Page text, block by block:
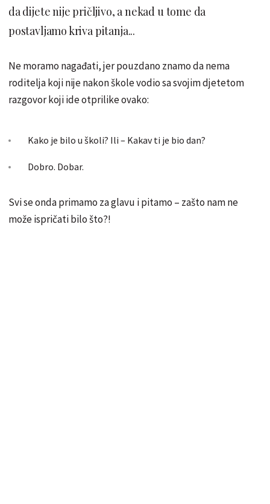
da dijete nije pričljivo, a nekad u tome da
postavljamo kriva pitanja...
Ne moramo nagađati, jer pouzdano znamo da nema
roditelja koji nije nakon škole vodio sa svojim djetetom
razgovor koji ide otprilike ovako:
Kako je bilo u školi? Ili – Kakav ti je bio dan?
Dobro. Dobar.
Svi se onda primamo za glavu i pitamo – zašto nam ne
može ispričati bilo što?!